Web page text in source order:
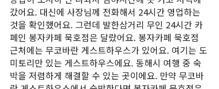
갔어요. 대신에 사장님께 전화해서 24시간 영업하는
것을 확인했어요. 그런데 발한삼거리 무인 24시간 카
페인 봉자카페 묵호점은 달랐어요. 봉자카페 묵호점
근처에는 무코바란 게스트하우스가 있어요. 여기는 도
미토리만 있는 게스트하우스에요. 동해시 여행 중 숙
박을 저렴하게 해결할 수 있는 곳이에요. 만약 무코바